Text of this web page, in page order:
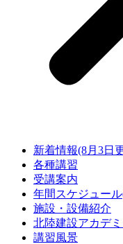
新着情報(8月3日
各種講習
受講案内
年間スケジュー
施設・設備紹介
北陸建設アカデ
講習風景